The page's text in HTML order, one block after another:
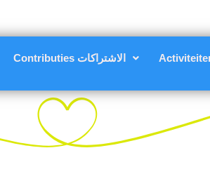
Contributies الاشتراكات